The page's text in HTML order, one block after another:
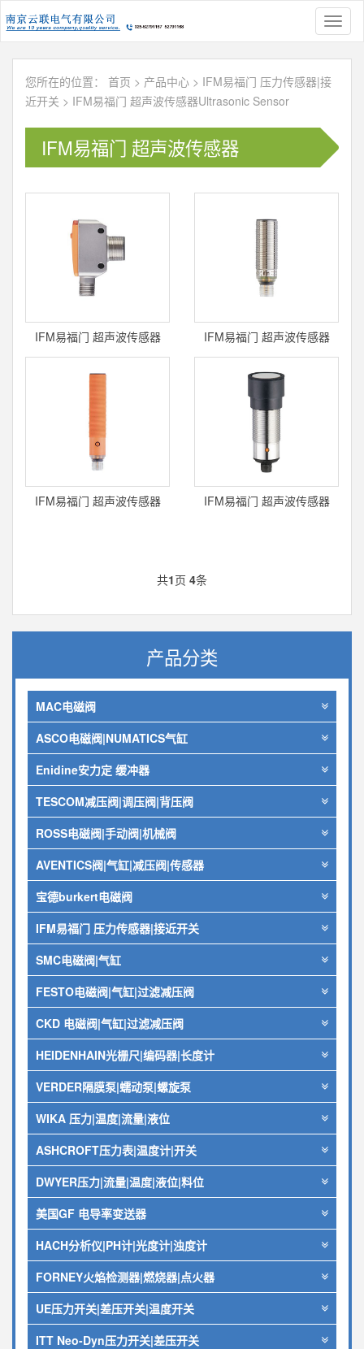
您所在的位置： 首页 > 产品中心 > IFM易福门 压力传感器|接
近开关 > IFM易福门 超声波传感器Ultrasonic Sensor
IFM易福门 超声波传感器
Ultrasonic Sensor
IFM易福门 超声波传感器
Ultrasonic Sensor UGT592
IFM易福门 超声波传感器
Ultrasonic Sensor UGT524
IFM易福门 超声波传感器
IFM易福门 超声波传感器
共1页 4条
产品分类
MAC电磁阀
ASCO电磁阀|NUMATICS气缸
Enidine安力定 缓冲器
TESCOM减压阀|调压阀|背压阀
ROSS电磁阀|手动阀|机械阀
AVENTICS阀|气缸|减压阀|传感器
宝德burkert电磁阀
IFM易福门 压力传感器|接近开关
SMC电磁阀|气缸
FESTO电磁阀|气缸|过滤减压阀
CKD 电磁阀|气缸|过滤减压阀
HEIDENHAIN光栅尺|编码器|长度计
VERDER隔膜泵|蠕动泵|螺旋泵
WIKA 压力|温度|流量|液位
ASHCROFT压力表|温度计|开关
DWYER压力|流量|温度|液位|料位
美国GF 电导率变送器
HACH分析仪|PH计|光度计|浊度计
FORNEY火焰检测器|燃烧器|点火器
UE压力开关|差压开关|温度开关
ITT Neo-Dyn压力开关|差压开关